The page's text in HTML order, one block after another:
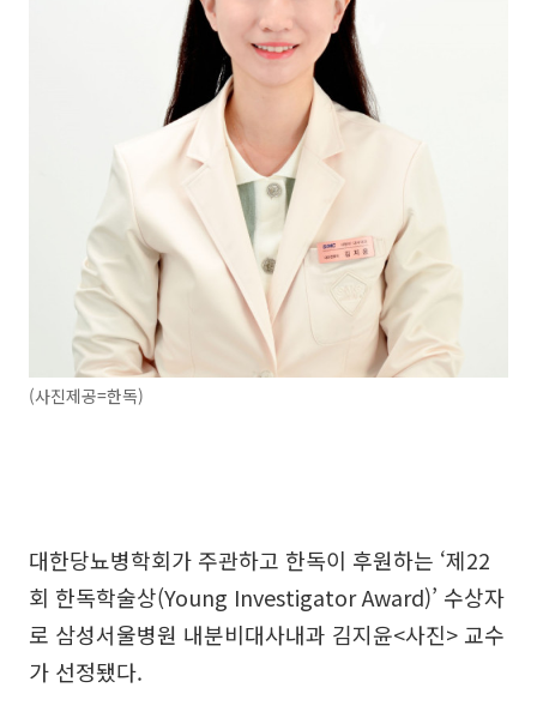
(사진제공=한독)
대한당뇨병학회가 주관하고 한독이 후원하는 ‘제22
회 한독학술상(Young Investigator Award)’ 수상자
로 삼성서울병원 내분비대사내과 김지윤<사진> 교수
가 선정됐다.